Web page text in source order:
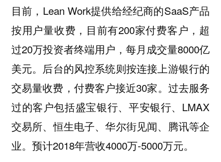
目前，Lean Work提供给经纪商的SaaS产品
按用户量收费，目前有200家付费客户，超
过20万投资者终端用户，每月成交量8000亿
美元。后台的风控系统则按连接上游银行的
交易量收费，付费客户接近30家。过去服务
过的客户包括盛宝银行、平安银行、LMAX
交易所、恒生电子、华尔街见闻、腾讯等企
业。预计2018年营收4000万-5000万元。